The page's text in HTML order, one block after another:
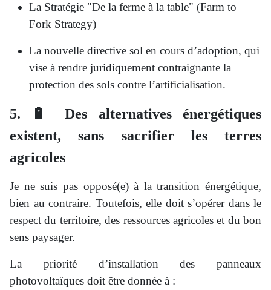
La Stratégie "De la ferme à la table" (Farm to
Fork Strategy)
La nouvelle directive sol en cours d’adoption, qui
vise à rendre juridiquement contraignante la
protection des sols contre l’artificialisation.
5. 🔋 Des alternatives énergétiques
existent, sans sacrifier les terres
agricoles
Je ne suis pas opposé(e) à la transition énergétique,
bien au contraire. Toutefois, elle doit s’opérer dans le
respect du territoire, des ressources agricoles et du bon
sens paysager.
La priorité d’installation des panneaux
photovoltaïques doit être donnée à :